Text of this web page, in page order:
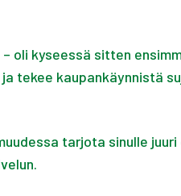
oli kyseessä sitten
tekee kaupankäynnistä
tarjota sinulle